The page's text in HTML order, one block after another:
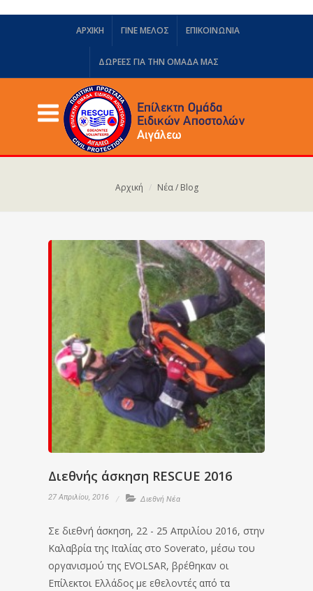
ΑΡΧΙΚΗ ΓΙΝΕ ΜΕΛΟΣ ΕΠΙΚΟΙΝΩΝΙΑ
ΔΩΡΕΈΣ ΓΙΑ ΤΗΝ ΟΜΆΔΑ ΜΑΣ
Αρχική Νέα / Blog
Διεθνής άσκηση RESCUE 2016
27 Απριλίου, 2016 Διεθνή Νέα
Σε διεθνή άσκηση, 22 - 25 Απριλίου 2016, στην
Καλαβρία της Ιταλίας στο Soverato, μέσω του
οργανισμού της EVOLSAR, βρέθηκαν οι
Επίλεκτοι Ελλάδος με εθελοντές από τα